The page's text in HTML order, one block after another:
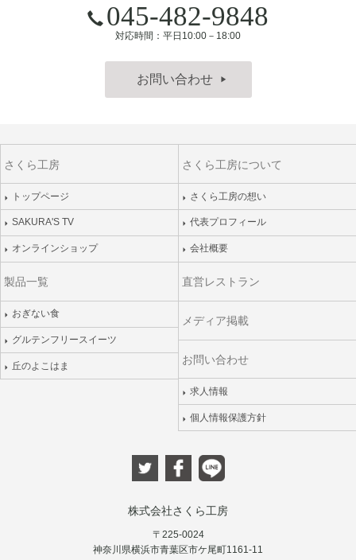
045-482-9848
対応時間：平日10:00－18:00
お問い合わせ ▶
さくら工房
トップページ
SAKURA'S TV
オンラインショップ
さくら工房について
さくら工房の想い
代表プロフィール
会社概要
製品一覧
おぎない食
グルテンフリースイーツ
丘のよこはま
直営レストラン
メディア掲載
お問い合わせ
求人情報
個人情報保護方針
株式会社さくら工房
〒225-0024
神奈川県横浜市青葉区市ケ尾町1161-11